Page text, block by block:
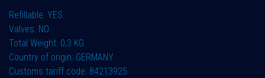
Refillable: YES
Valves: NO
Total Weight: 0,3 KG
Country of origin: GERMANY
Customs tariff code: 84213925